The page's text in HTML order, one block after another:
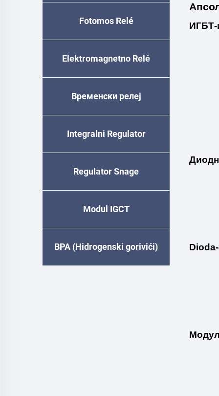
Fotomos Relé
Elektromagnetno Relé
Временски релеј
Integralni Regulator
Regulator Snage
Modul IGCT
BPA (Hidrogenski gorivići)
ИГБТ-